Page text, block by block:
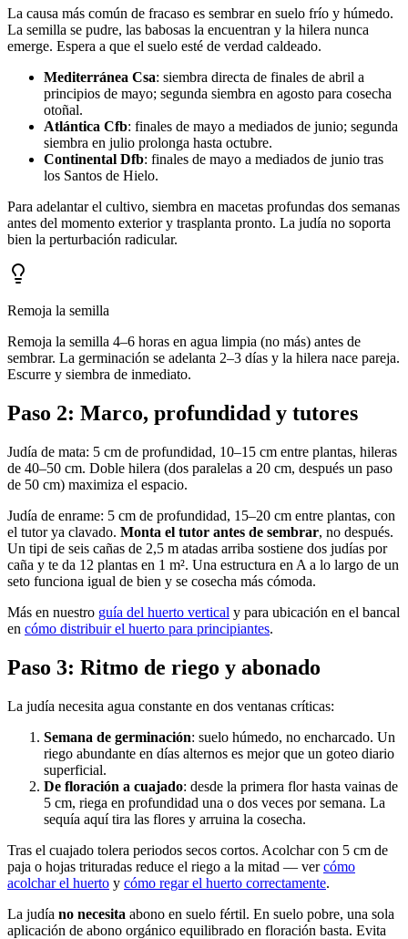
La causa más común de fracaso es sembrar en suelo frío y húmedo.
La semilla se pudre, las babosas la encuentran y la hilera nunca
emerge. Espera a que el suelo esté de verdad caldeado.
Mediterránea Csa: siembra directa de finales de abril a
principios de mayo; segunda siembra en agosto para cosecha
otoñal.
Atlántica Cfb: finales de mayo a mediados de junio; segunda
siembra en julio prolonga hasta octubre.
Continental Dfb: finales de mayo a mediados de junio tras
los Santos de Hielo.
Para adelantar el cultivo, siembra en macetas profundas dos semanas
antes del momento exterior y trasplanta pronto. La judía no soporta
bien la perturbación radicular.
Remoja la semilla
Remoja la semilla 4–6 horas en agua limpia (no más) antes de
sembrar. La germinación se adelanta 2–3 días y la hilera nace pareja.
Escurre y siembra de inmediato.
Paso 2: Marco, profundidad y tutores
Judía de mata: 5 cm de profundidad, 10–15 cm entre plantas, hileras
de 40–50 cm. Doble hilera (dos paralelas a 20 cm, después un paso
de 50 cm) maximiza el espacio.
Judía de enrame: 5 cm de profundidad, 15–20 cm entre plantas, con
el tutor ya clavado. Monta el tutor antes de sembrar, no después.
Un tipi de seis cañas de 2,5 m atadas arriba sostiene dos judías por
caña y te da 12 plantas en 1 m². Una estructura en A a lo largo de un
seto funciona igual de bien y se cosecha más cómoda.
Más en nuestro guía del huerto vertical y para ubicación en el bancal
en cómo distribuir el huerto para principiantes.
Paso 3: Ritmo de riego y abonado
La judía necesita agua constante en dos ventanas críticas:
Semana de germinación: suelo húmedo, no encharcado. Un
riego abundante en días alternos es mejor que un goteo diario
superficial.
De floración a cuajado: desde la primera flor hasta vainas de
5 cm, riega en profundidad una o dos veces por semana. La
sequía aquí tira las flores y arruina la cosecha.
Tras el cuajado tolera periodos secos cortos. Acolchar con 5 cm de
paja o hojas trituradas reduce el riego a la mitad — vercómo
acolchar el huerto y cómo regar el huerto correctamente.
La judía no necesita abono en suelo fértil. En suelo pobre, una sola
aplicación de abono orgánico equilibrado en floración basta. Evita